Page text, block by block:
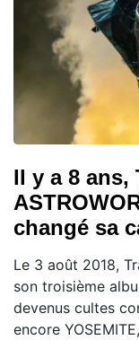
Il y a 8
changé sa
Le 3 août 2018,
son troisième
devenus cultes
encore